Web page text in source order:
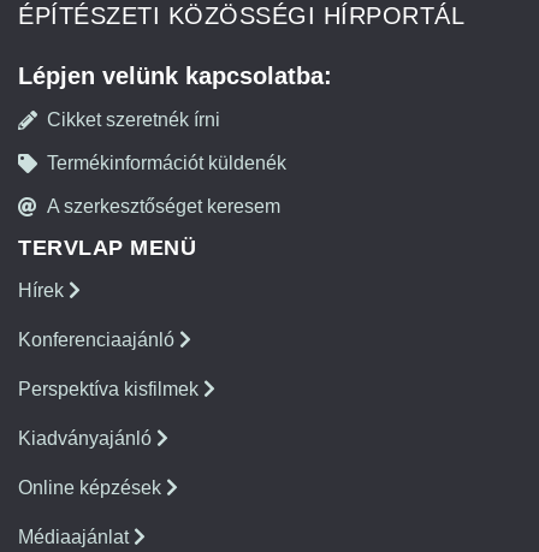
ÉPÍTÉSZETI KÖZÖSSÉGI HÍRPORTÁL
Lépjen velünk kapcsolatba:
Cikket szeretnék írni
Termékinformációt küldenék
A szerkesztőséget keresem
TERVLAP MENÜ
Hírek
Konferenciaajánló
Perspektíva kisfilmek
Kiadványajánló
Online képzések
Médiaajánlat